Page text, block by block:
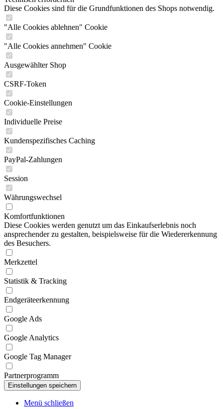
Diese Cookies sind für die Grundfunktionen des Shops notwendig.
"Alle Cookies ablehnen" Cookie
"Alle Cookies annehmen" Cookie
Ausgewählter Shop
CSRF-Token
Cookie-Einstellungen
Individuelle Preise
Kundenspezifisches Caching
PayPal-Zahlungen
Session
Währungswechsel
Komfortfunktionen
Diese Cookies werden genutzt um das Einkaufserlebnis noch
ansprechender zu gestalten, beispielsweise für die Wiedererkennung
des Besuchers.
Merkzettel
Statistik & Tracking
Endgeräteerkennung
Google Ads
Google Analytics
Google Tag Manager
Partnerprogramm
Menü schließen